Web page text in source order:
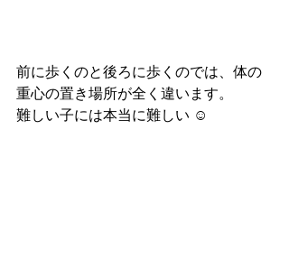
前に歩くのと後ろに歩くのでは、体の
重心の置き場所が全く違います。
難しい子には本当に難しい ☺︎